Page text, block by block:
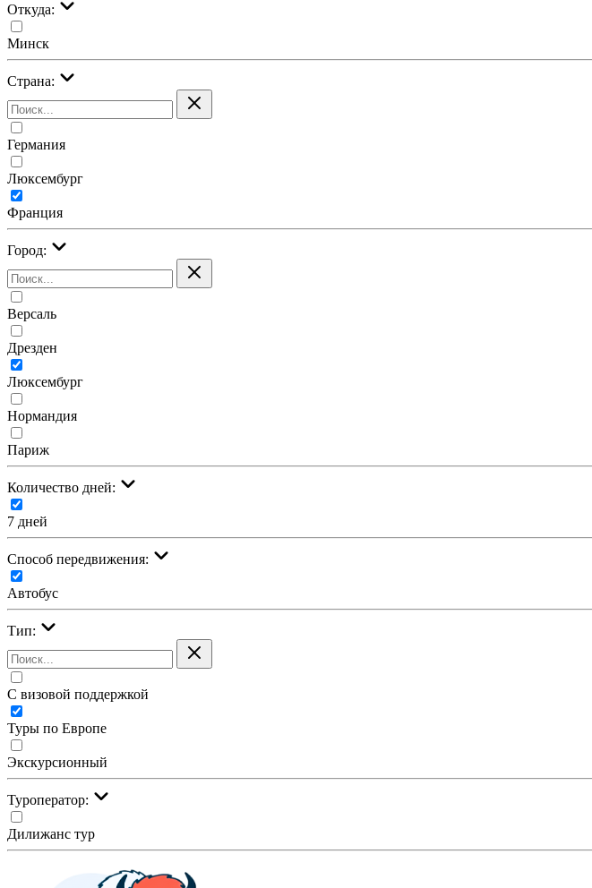
Откуда:
Минск
Страна:
Германия
Люксембург
Франция
Город:
Версаль
Дрезден
Люксембург
Нормандия
Париж
Количество дней:
7 дней
Cпособ передвижения:
Автобус
Тип:
С визовой поддержкой
Туры по Европе
Экскурсионный
Туроператор:
Дилижанс тур